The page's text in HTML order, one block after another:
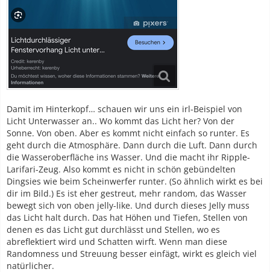
Damit im Hinterkopf… schauen wir uns ein irl-Beispiel von
Licht Unterwasser an.. Wo kommt das Licht her? Von der
Sonne. Von oben. Aber es kommt nicht einfach so runter. Es
geht durch die Atmosphäre. Dann durch die Luft. Dann durch
die Wasseroberfläche ins Wasser. Und die macht ihr Ripple-
Larifari-Zeug. Also kommt es nicht in schön gebündelten
Dingsies wie beim Scheinwerfer runter. (So ähnlich wirkt es bei
dir im Bild.) Es ist eher gestreut, mehr random, das Wasser
bewegt sich von oben jelly-like. Und durch dieses Jelly muss
das Licht halt durch. Das hat Höhen und Tiefen, Stellen von
denen es das Licht gut durchlässt und Stellen, wo es
abreflektiert wird und Schatten wirft. Wenn man diese
Randomness und Streuung besser einfägt, wirkt es gleich viel
natürlicher.